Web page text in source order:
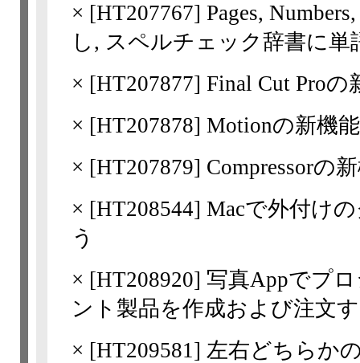
× [HT207767] Pages,
し, スペルチェック辞書に単
× [HT207877] Final Cut Proの
× [HT207878] Motionの新機能
× [HT207879] Compressorの
× [HT208544] Macで外付け
う
× [HT208920] 写真Appでプ
ント製品を作成および注文
× [HT209581] 左右どちらか